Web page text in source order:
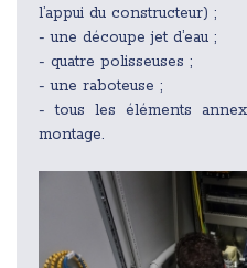
l’appui du constructeur) ;
- une découpe jet d’eau ;
- quatre polisseuses ;
- une raboteuse ;
- tous les éléments
montage.